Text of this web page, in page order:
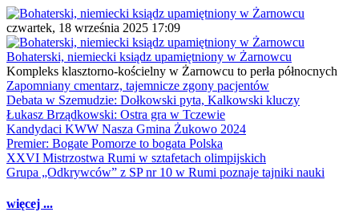
czwartek, 18 września 2025 17:09
Bohaterski, niemiecki ksiądz upamiętniony w Żarnowcu
Kompleks klasztorno-kościelny w Żarnowcu to perła północnych
Zapomniany cmentarz, tajemnicze zgony pacjentów
Debata w Szemudzie: Dołkowski pyta, Kalkowski kluczy
Łukasz Brządkowski: Ostra gra w Tczewie
Kandydaci KWW Nasza Gmina Żukowo 2024
Premier: Bogate Pomorze to bogata Polska
XXVI Mistrzostwa Rumi w sztafetach olimpijskich
Grupa „Odkrywców” z SP nr 10 w Rumi poznaje tajniki nauki
więcej ...